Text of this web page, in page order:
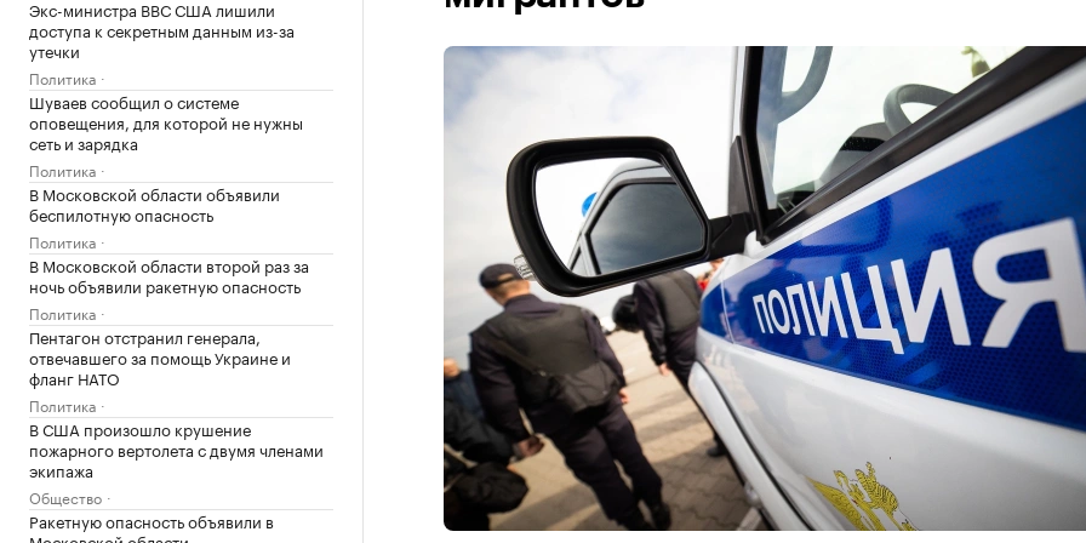
Экс-министра ВВС США лишили
доступа к секретным данным из-за
утечки
Политика
Шуваев сообщил о системе
оповещения, для которой не нужны
сеть и зарядка
Политика
В Московской области объявили
беспилотную опасность
Политика
В Московской области второй раз за
ночь объявили ракетную опасность
Политика
Пентагон отстранил генерала,
отвечавшего за помощь Украине и
фланг НАТО
Политика
В США произошло крушение
пожарного вертолета с двумя членами
экипажа
Общество
Ракетную опасность объявили в